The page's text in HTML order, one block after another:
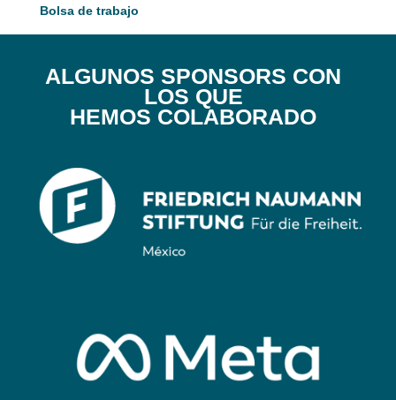
Bolsa de trabajo
ALGUNOS SPONSORS CON
LOS QUE
HEMOS COLABORADO